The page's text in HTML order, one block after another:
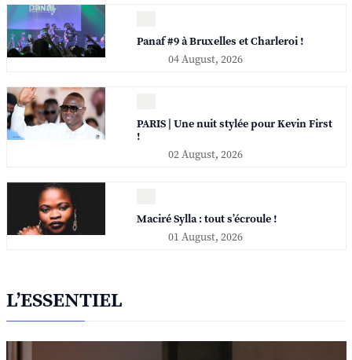
Panaf #9 à Bruxelles et Charleroi !
04 August, 2026
PARIS | Une nuit stylée pour Kevin First
!
02 August, 2026
Maciré Sylla : tout s’écroule !
01 August, 2026
L’ESSENTIEL